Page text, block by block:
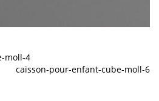
moll-4
caisson-pour-enfant-cube-moll-6